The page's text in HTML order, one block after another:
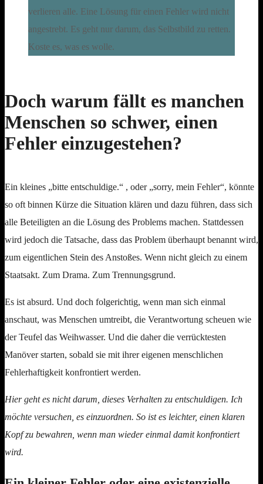
Doch warum fällt es manchen
Menschen so schwer, einen
Fehler einzugestehen?
Ein kleines „bitte entschuldige.“ , oder „sorry, mein Fehler“, könnte
so oft binnen Kürze die Situation klären und dazu führen, dass sich
alle Beteiligten an die Lösung des Problems machen. Stattdessen
wird jedoch die Tatsache, dass das Problem überhaupt benannt wird,
zum eigentlichen Stein des Anstoßes. Wenn nicht gleich zu einem
Staatsakt. Zum Drama. Zum Trennungsgrund.
Es ist absurd. Und doch folgerichtig, wenn man sich einmal
anschaut, was Menschen umtreibt, die Verantwortung scheuen wie
der Teufel das Weihwasser. Und die daher die verrücktesten
Manöver starten, sobald sie mit ihrer eigenen menschlichen
Fehlerhaftigkeit konfrontiert werden.
Hier geht es nicht darum, dieses Verhalten zu entschuldigen. Ich
möchte versuchen, es einzuordnen. So ist es leichter, einen klaren
Kopf zu bewahren, wenn man wieder einmal damit konfrontiert
wird.